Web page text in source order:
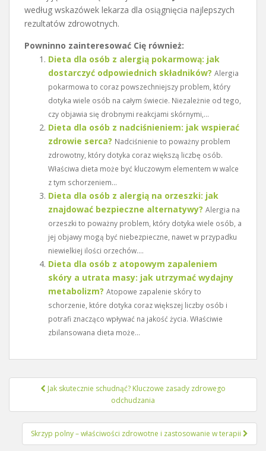
według wskazówek lekarza dla osiągnięcia najlepszych
rezultatów zdrowotnych.
Powninno zainteresować Cię również:
Dieta dla osób z alergią pokarmową: jak
dostarczyć odpowiednich składników? Alergia
pokarmowa to coraz powszechniejszy problem, który
dotyka wiele osób na całym świecie. Niezależnie od tego,
czy objawia się drobnymi reakcjami skórnymi,...
Dieta dla osób z nadciśnieniem: jak wspierać
zdrowie serca? Nadciśnienie to poważny problem
zdrowotny, który dotyka coraz większą liczbę osób.
Właściwa dieta może być kluczowym elementem w walce
z tym schorzeniem...
Dieta dla osób z alergią na orzeszki: jak
znajdować bezpieczne alternatywy? Alergia na
orzeszki to poważny problem, który dotyka wiele osób, a
jej objawy mogą być niebezpieczne, nawet w przypadku
niewielkiej ilości orzechów....
Dieta dla osób z atopowym zapaleniem
skóry a utrata masy: jak utrzymać wydajny
metabolizm? Atopowe zapalenie skóry to
schorzenie, które dotyka coraz większej liczby osób i
potrafi znacząco wpływać na jakość życia. Właściwie
zbilansowana dieta może...
NawigacjaJak skutecznie schudnąć? Kluczowe zasady zdrowego
odchudzania
Skrzyp polny – właściwości zdrowotne i zastosowanie w terapii